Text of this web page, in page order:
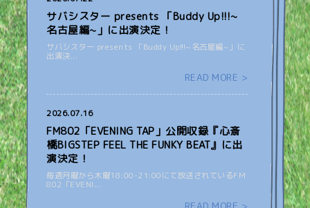
サバシスター presents 「Buddy Up!!!~
名古屋編~」に出演決定！
サバシスター presents 「Buddy Up!!!~名古屋編~」に
出演決...
READ MORE >
2026.07.16
FM802「EVENING TAP」公開収録『心斎
橋BIGSTEP FEEL THE FUNKY BEAT』に出
演決定！
毎週月曜から木曜18:00-21:00にて放送されているFM
802「EVENI...